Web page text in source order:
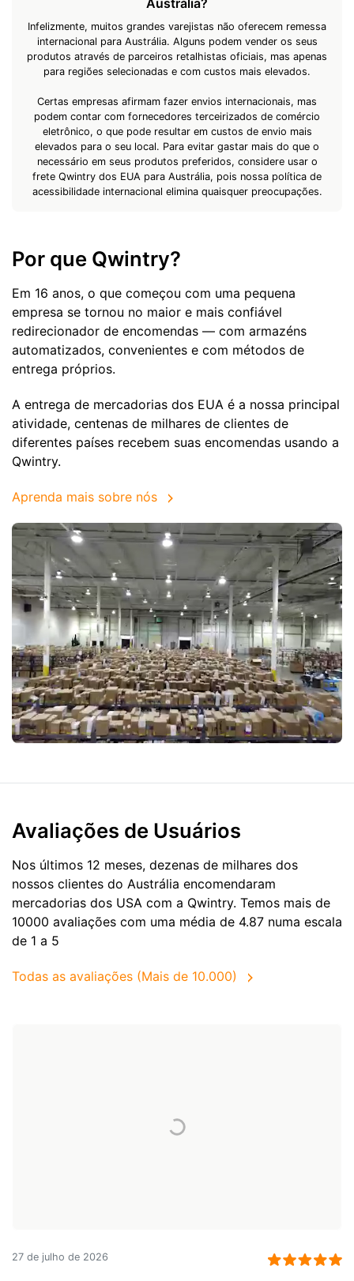
Austrália?
Infelizmente, muitos grandes varejistas não oferecem remessa
internacional para Austrália. Alguns podem vender os seus
produtos através de parceiros retalhistas oficiais, mas apenas
para regiões selecionadas e com custos mais elevados.
Certas empresas afirmam fazer envios internacionais, mas
podem contar com fornecedores terceirizados de comércio
eletrônico, o que pode resultar em custos de envio mais
elevados para o seu local. Para evitar gastar mais do que o
necessário em seus produtos preferidos, considere usar o
frete Qwintry dos EUA para Austrália, pois nossa política de
acessibilidade internacional elimina quaisquer preocupações.
Por que Qwintry?
Em 16 anos, o que começou com uma pequena
empresa se tornou no maior e mais confiável
redirecionador de encomendas — com armazéns
automatizados, convenientes e com métodos de
entrega próprios.
A entrega de mercadorias dos EUA é a nossa principal
atividade, centenas de milhares de clientes de
diferentes países recebem suas encomendas usando a
Qwintry.
Aprenda mais sobre nós
Avaliações de Usuários
Nos últimos 12 meses, dezenas de milhares dos
nossos clientes do Austrália encomendaram
mercadorias dos USA com a Qwintry. Temos mais de
10000 avaliações com uma média de 4.87 numa escala
de 1 a 5
Todas as avaliações (Mais de 10.000)
27 de julho de 2026